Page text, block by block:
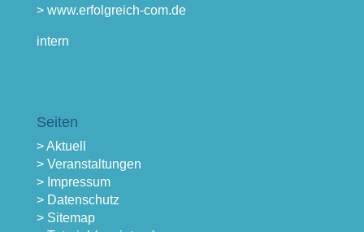
> www.erfolgreich-com.de
intern
Seiten
> Aktuell
> Veranstaltungen
> Impressum
> Datenschutz
> Sitemap